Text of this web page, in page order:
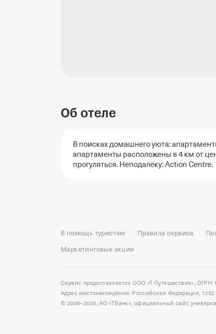
Об отеле
В поисках домашнего уюта:
апартаменты расположены в 4 км от
прогуляться. Неподалёку: Action Centre.
Отель Космос в Москве
Отель Президент Отель
Отели в Сочи Отели в Ярославле Отели в Абхазии
В помощь туристам Правила сервиса
Маркетинговые акции
Сервис предоставляется ООО «Т-Путешествия», ОГРН
Адрес местонахождения: Российская Федерация,
© 2006–2026, АО «ТБанк», официальный сайт,